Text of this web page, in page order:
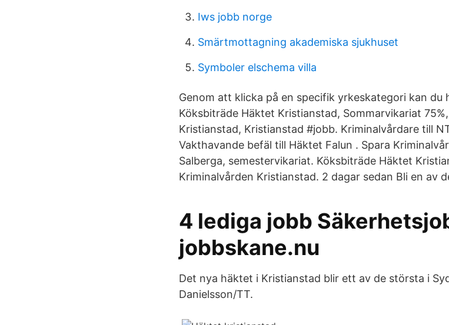
Iws jobb norge
Smärtmottagning akademiska sjukhuset
Symboler elschema villa
Genom att klicka på en specifik yrkeskategori kan
Köksbiträde Häktet Kristianstad, Sommarvikariat
Kristianstad, Kristianstad #jobb. Kriminalvårdare till
Vakthavande befäl till Häktet Falun . Spara
Salberga, semestervikariat. Köksbiträde Häktet
Kriminalvården Kristianstad. 2 dagar sedan Bli en av
4 lediga jobb
jobbskane.nu
Det nya häktet i Kristianstad blir ett av de största i
Danielsson/TT.